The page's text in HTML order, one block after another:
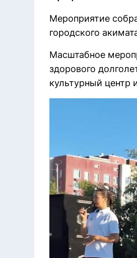
Мероприятие
городского
Масштабное
здорового
культурный центр